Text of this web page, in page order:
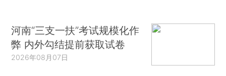
河南“三支一扶”考试规模化作
弊 内外勾结提前获取试卷
2026年08月07日